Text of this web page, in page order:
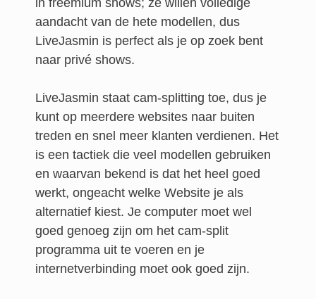
in freemium shows; ze willen volledige
aandacht van de hete modellen, dus
LiveJasmin is perfect als je op zoek bent
naar privé shows.
LiveJasmin staat cam-splitting toe, dus je
kunt op meerdere websites naar buiten
treden en snel meer klanten verdienen. Het
is een tactiek die veel modellen gebruiken
en waarvan bekend is dat het heel goed
werkt, ongeacht welke Website je als
alternatief kiest. Je computer moet wel
goed genoeg zijn om het cam-split
programma uit te voeren en je
internetverbinding moet ook goed zijn.